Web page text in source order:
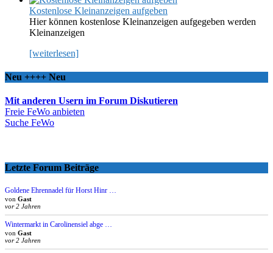
Kostenlose Kleinanzeigen aufgeben
Hier können kostenlose Kleinanzeigen aufgegeben werden
Kleinanzeigen
[weiterlesen]
Neu ++++ Neu
Mit anderen Usern im Forum Diskutieren
Freie FeWo anbieten
Suche FeWo
Letzte Forum Beiträge
Goldene Ehrennadel für Horst Hinr …
von Gast
vor 2 Jahren
Wintermarkt in Carolinensiel abge …
von Gast
vor 2 Jahren